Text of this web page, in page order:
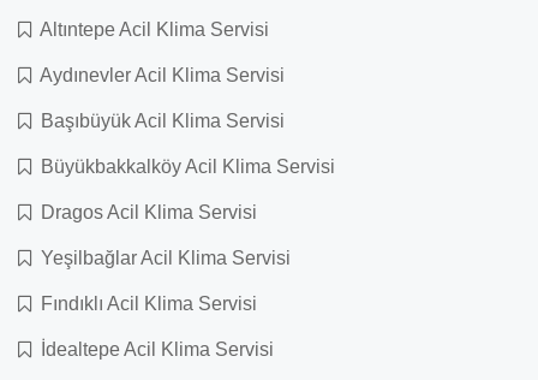
Altıntepe Acil Klima Servisi
Aydınevler Acil Klima Servisi
Başıbüyük Acil Klima Servisi
Büyükbakkalköy Acil Klima Servisi
Dragos Acil Klima Servisi
Yeşilbağlar Acil Klima Servisi
Fındıklı Acil Klima Servisi
İdealtepe Acil Klima Servisi